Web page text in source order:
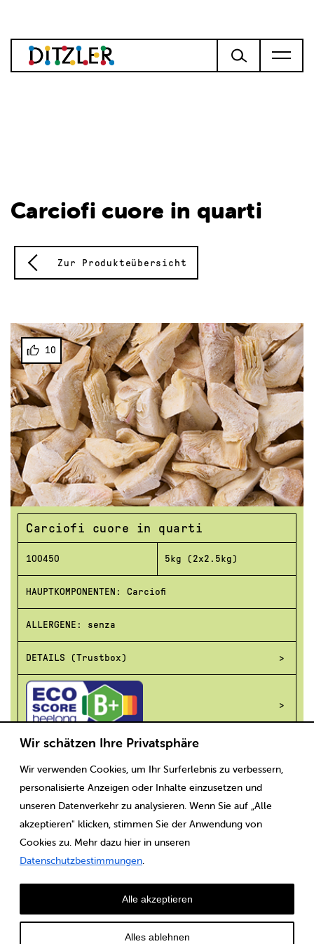
Wir schätzen Ihre Privatsphäre
Wir verwenden Cookies, um Ihr Surferlebnis zu verbessern,
personalisierte Anzeigen oder Inhalte einzusetzen und
unseren Datenverkehr zu analysieren. Wenn Sie auf „Alle
akzeptieren" klicken, stimmen Sie der Anwendung von
Cookies zu. Mehr dazu hier in unseren
Datenschutzbestimmungen
Alles ablehnen
Alle akzeptieren
Carciofi cuore in quarti
Zur Produkteübersicht
10
Carciofi cuore in quarti
100450 5kg (2x2.5kg)
HAUPTKOMPONENTEN: Carciofi
ALLERGENE: senza
DETAILS (Trustbox)
Scaricare Note legali CGV Protezione dei dati